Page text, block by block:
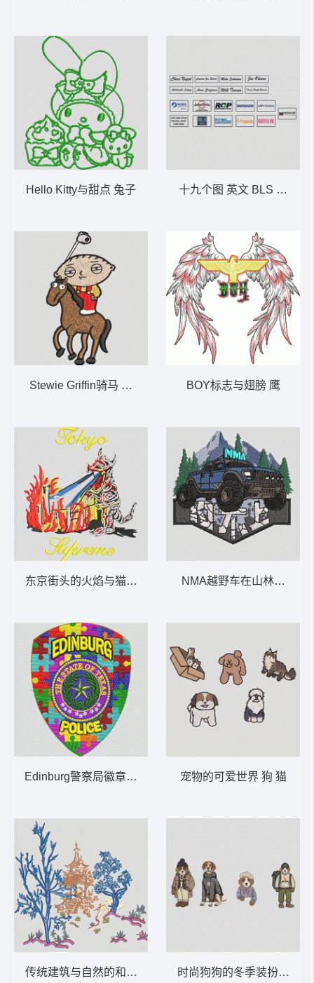
Hello Kitty与甜点 兔子
Stewie Griffin骑马 拉夫劳伦小马
东京街头的火焰与猫 怪兽 哥斯拉
Edinburg警察局徽章 POLICE EDINB
传统建筑与自然的和谐 山水画A
十九个图 英文 BLS FACI
BOY标志与翅膀 鹰
NMA越野车在山林中探险
宠物的可爱世界 狗 猫
时尚狗狗的冬季装扮 狗